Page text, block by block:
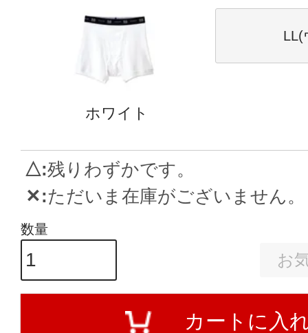
ホワイト
LL(
△ 残りわずかです。
✕ ただいま在庫がございません。
お
カートに入